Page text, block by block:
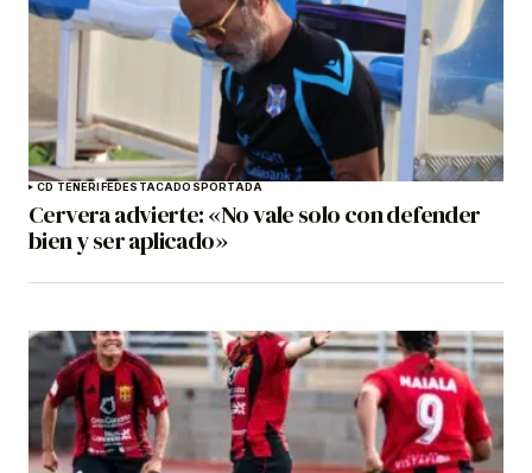
CD TENERIFEDESTACADOSPORTADA
Cervera advierte: «No vale solo con defender
bien y ser aplicado»